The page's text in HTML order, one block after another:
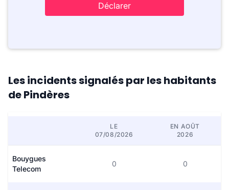
Déclarer
Les incidents signalés par les habitants
de Pindères
LE
07/08/2026
EN AOÛT
2026
Bouygues
Telecom
0 0